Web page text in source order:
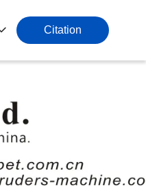
Citation